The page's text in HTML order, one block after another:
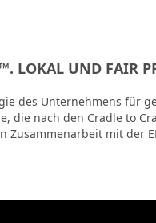
LOKAL UND FAIR
des Unternehmens für
die nach den Cradle to
Zusammenarbeit mit der